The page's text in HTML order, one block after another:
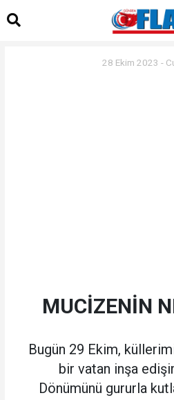
28 Ekim 2023 -
MUCİZENİN
Bugün 29 Ekim,
bir vatan inşa
Dönümünü gururla